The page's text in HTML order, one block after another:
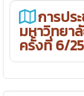
การปร
มหาวิทยา
ครั้งที่ 6/